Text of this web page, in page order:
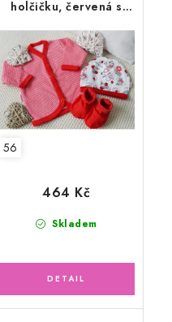
86
holčičku, červená s
56
Skladem
464 Kč